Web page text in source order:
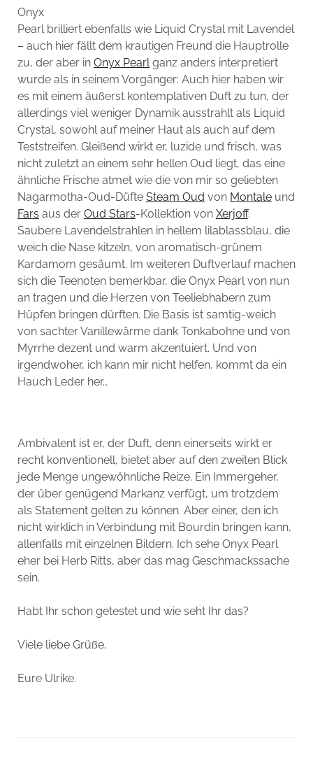
Onyx
Pearl brilliert ebenfalls wie Liquid Crystal mit Lavendel
– auch hier fällt dem krautigen Freund die Hauptrolle
zu, der aber in Onyx Pearlganz anders interpretiert
wurde als in seinem Vorgänger: Auch hier haben wir
es mit einem äußerst kontemplativen Duft zu tun, der
allerdings viel weniger Dynamik ausstrahlt als Liquid
Crystal, sowohl auf meiner Haut als auch auf dem
Teststreifen. Gleißend wirkt er, luzide und frisch, was
nicht zuletzt an einem sehr hellen Oud liegt, das eine
ähnliche Frische atmet wie die von mir so geliebten
Nagarmotha-Oud-Düfte Steam Oud von Montaleund
Fars aus der Oud Stars-Kollektion von Xerjoff.
Saubere Lavendelstrahlen in hellem lilablassblau, die
weich die Nase kitzeln, von aromatisch-grünem
Kardamom gesäumt. Im weiteren Duftverlauf machen
sich die Teenoten bemerkbar, die Onyx Pearl von nun
an tragen und die Herzen von Teeliebhabern zum
Hüpfen bringen dürften. Die Basis ist samtig-weich
von sachter Vanillewärme dank Tonkabohne und von
Myrrhe dezent und warm akzentuiert. Und von
irgendwoher, ich kann mir nicht helfen, kommt da ein
Hauch Leder her…
Ambivalent ist er, der Duft, denn einerseits wirkt er
recht konventionell, bietet aber auf den zweiten Blick
jede Menge ungewöhnliche Reize. Ein Immergeher,
der über genügend Markanz verfügt, um trotzdem
als Statement gelten zu können. Aber einer, den ich
nicht wirklich in Verbindung mit Bourdin bringen kann,
allenfalls mit einzelnen Bildern. Ich sehe Onyx Pearl
eher bei Herb Ritts, aber das mag Geschmackssache
sein.
Habt Ihr schon getestet und wie seht Ihr das?
Viele liebe Grüße,
Eure Ulrike.